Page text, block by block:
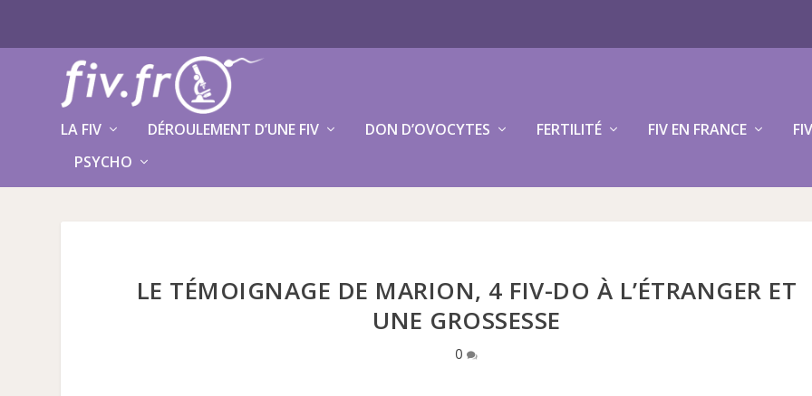
LA FIV DÉROULEMENT D’UNE FIV DON D’OVOCYTES FERTILITÉ FIV EN FRANCE
PSYCHO
LE TÉMOIGNAGE DE MARION, 4 FIV-DO À L’ÉTRANGER ET
UNE GROSSESSE
0